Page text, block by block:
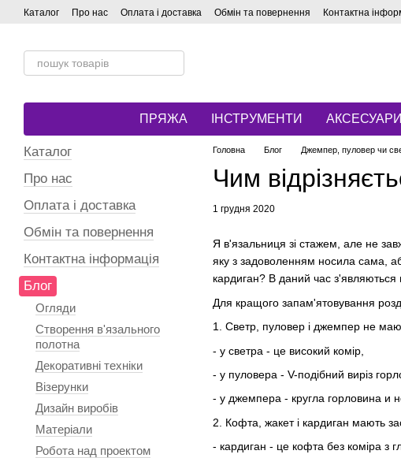
Перейти до основного контенту
Каталог Про нас Оплата і доставка Обмін та повернення Контактна
ПРЯЖА ІНСТРУМЕНТИ АКСЕСУАРИ
Головна Блог Джемпер, пуловер чи
Чим
1 грудня 2020
Я в'язальниця зі стажем, але не
яку з задоволенням носила сама,
кардиган? В даний час з'являються
Для кращого запам'ятовування
1. Светр, пуловер і джемпер не
- у светра - це високий комір,
- у пуловера - V-подібний виріз
- у джемпера - кругла горловина и
2. Кофта, жакет і кардиган мають
- кардиган - це кофта без коміра з
Каталог
Про нас
Оплата і доставка
Обмін та повернення
Контактна інформація
Блог
Огляди
Створення в'язального
полотна
Декоративні техніки
Візерунки
Дизайн виробів
Матеріали
Робота над проектом